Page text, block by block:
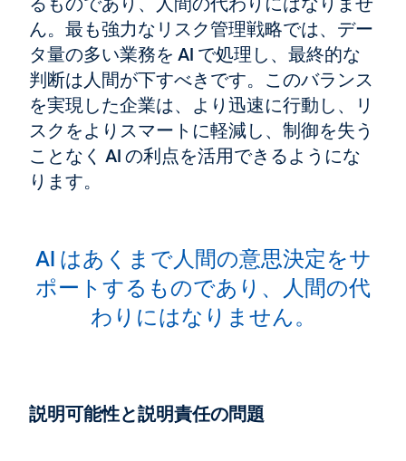
ん。最も強力なリスク管理戦略では、デー
タ量の多い業務を AI で処理し、最終的な
判断は人間が下すべきです。このバランス
を実現した企業は、より迅速に行動し、リ
スクをよりスマートに軽減し、制御を失う
ことなく AI の利点を活用できるようにな
ります。
AI はあくまで人間の意思決定をサ
ポートするものであり、人間の代
わりにはなりません。
説明可能性と説明責任の問題